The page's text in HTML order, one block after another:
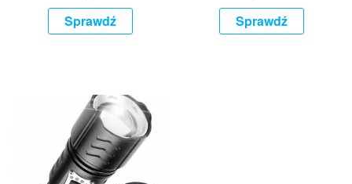
Sprawdź Sprawdź